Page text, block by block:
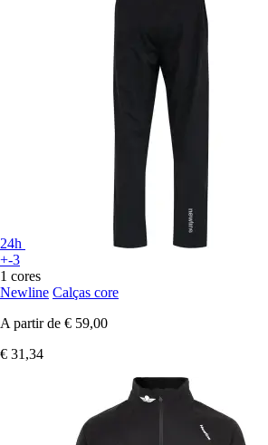
24h
+-3
1 cores
Newline Calças core
A partir de € 59,00
€ 31,34